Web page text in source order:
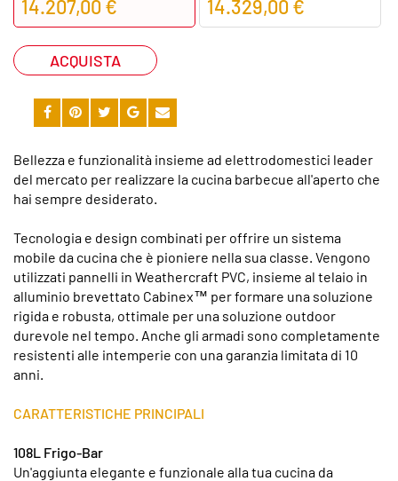
14.207,00 € 14.329,00 €
Bellezza e funzionalità insieme ad elettrodomestici leader
del mercato per realizzare la cucina barbecue all'aperto che
hai sempre desiderato.
Tecnologia e design combinati per offrire un sistema
mobile da cucina che è pioniere nella sua classe. Vengono
utilizzati pannelli in Weathercraft PVC, insieme al telaio in
alluminio brevettato Cabinex™ per formare una soluzione
rigida e robusta, ottimale per una soluzione outdoor
durevole nel tempo. Anche gli armadi sono completamente
resistenti alle intemperie con una garanzia limitata di 10
anni.
CARATTERISTICHE PRINCIPALI
108L Frigo-Bar
Un'aggiunta elegante e funzionale alla tua cucina da